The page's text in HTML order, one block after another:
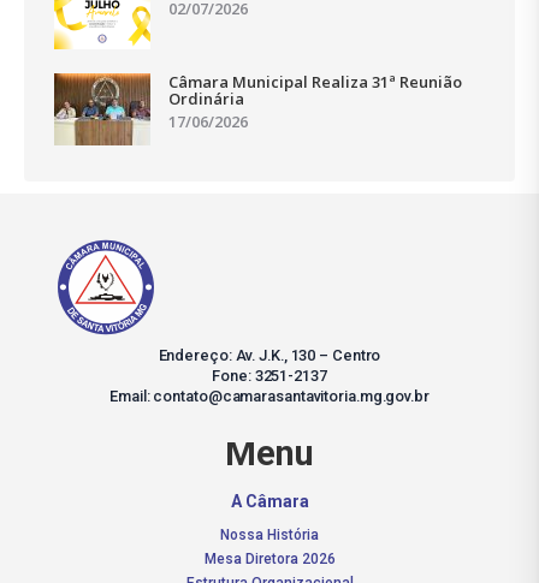
02/07/2026
Câmara Municipal Realiza 31ª Reunião
Ordinária
17/06/2026
Endereço: Av. J.K., 130 – Centro
Fone: 3251-2137
Email: contato@camarasantavitoria.mg.gov.br
Menu
A Câmara
Nossa História
Mesa Diretora 2026